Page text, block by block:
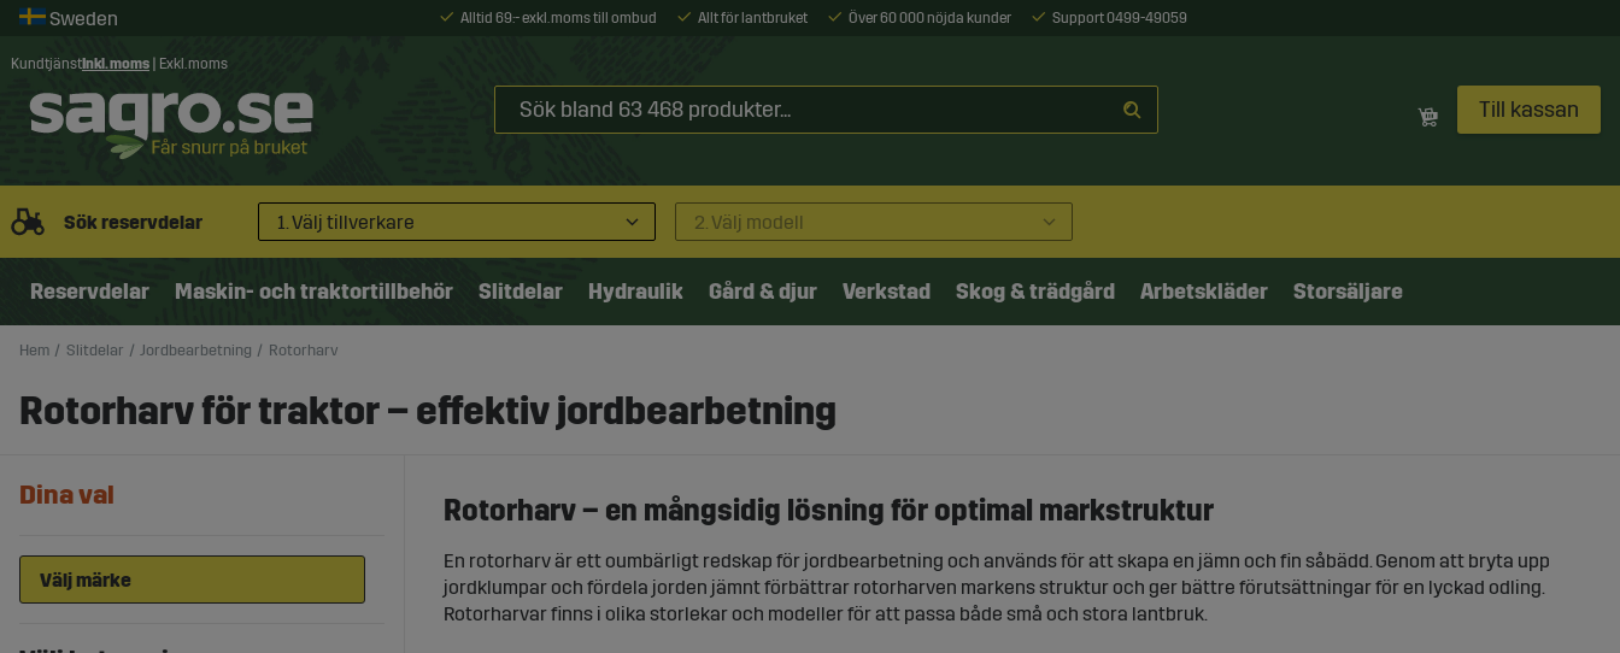
Alltid 69:- exkl. moms till ombud Allt för lantbruket Över 60 000 nöjda kunder Support 0499-49059
Kundtjänst Inkl. moms Exkl. moms
Till kassan
Sök reservdelar 1. Välj tillverkare 2. Välj modell
Reservdelar Maskin- och traktortillbehör Slitdelar Hydraulik Gård & djur Verkstad Skog & trädgård Arbetskläder Storsäljare
Hem Slitdelar Jordbearbetning Rotorharv
Rotorharv för traktor – effektiv jordbearbetning
Dina val Rotorharv – en mångsidig lösning för optimal markstruktur
En rotorharv är ett oumbärligt redskap för jordbearbetning och används för att skapa en jämn och fin såbädd. Genom att bryta upp
jordklumpar och fördela jorden jämnt förbättrar rotorharven markens struktur och ger bättre förutsättningar för en lyckad odling.
Rotorharvar finns i olika storlekar och modeller för att passa både små och stora lantbruk.